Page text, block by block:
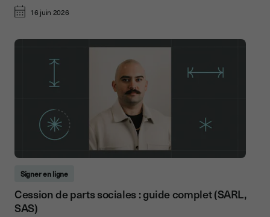
16 juin 2026
Signer en ligne
Cession de parts sociales : guide complet (SARL,
SAS)